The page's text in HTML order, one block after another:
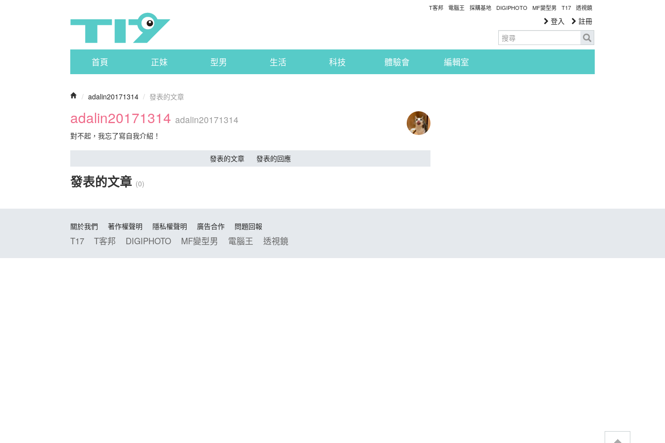
T客邦 電腦王 採購基地 DIGIPHOTO MF變型男 T17 透視鏡
登入 註冊
首頁 正妹 型男 生活 科技 體驗會 編輯室
/ adalin20171314 / 發表的文章
adalin20171314 adalin20171314
對不起，我忘了寫自我介紹！
發表的文章 發表的回應
發表的文章 (0)
關於我們 著作權聲明 隱私權聲明 廣告合作 問題回報
T17 T客邦 DIGIPHOTO MF變型男 電腦王 透視鏡